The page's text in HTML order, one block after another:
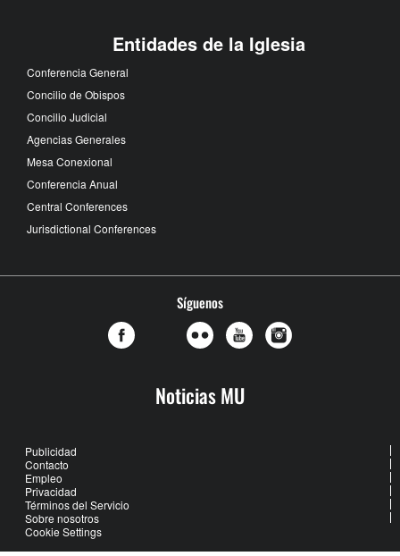
Entidades de la Iglesia
Conferencia General
Concilio de Obispos
Concilio Judicial
Agencias Generales
Mesa Conexional
Conferencia Anual
Central Conferences
Jurisdictional Conferences
Síguenos
Noticias MU
Publicidad
Contacto
Empleo
Privacidad
Términos del Servicio
Sobre nosotros
Cookie Settings